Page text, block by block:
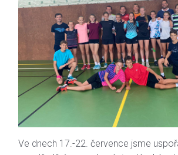
Ve dnech 17.-22. července jsme